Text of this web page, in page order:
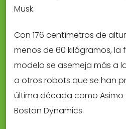
Musk.
Con 176 centímetros de
menos de 60 kilógramos, la
modelo se asemeja más a
a otros robots que se han
última década como Asimo
Boston Dynamics.